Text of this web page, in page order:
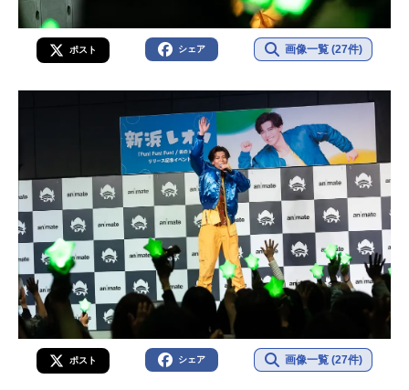
ポスト シェア 画像一覧 (27件)
ポスト シェア 画像一覧 (27件)